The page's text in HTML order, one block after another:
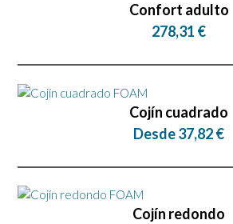
Confort adulto
278,31 €
Cojín cuadrado
Desde 37,82 €
Cojín redondo